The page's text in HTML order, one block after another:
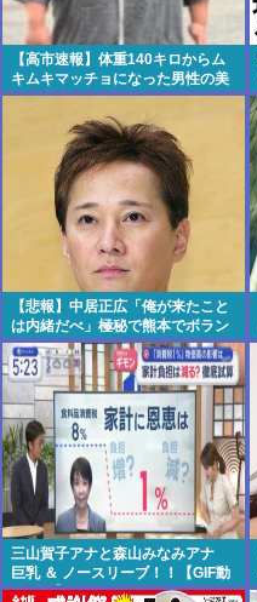
【高市速報】体重140キロからム
キムキマッチョになった男性の美
しい身体がコチラ！！！
【悲報】中居正広「俺が来たこと
は内緒だべ」極秘で熊本でボラン
ティアをしていた
三山賀子アナと森山みなみアナ
巨乳 ＆ ノースリーブ！！【GIF動
画あり】